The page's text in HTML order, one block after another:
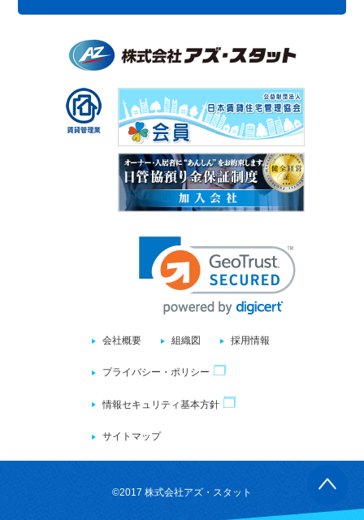
会社概要 組織図 採用情報
プライバシー・ポリシー
情報セキュリティ基本方針
サイトマップ
©2017 株式会社アズ・スタット